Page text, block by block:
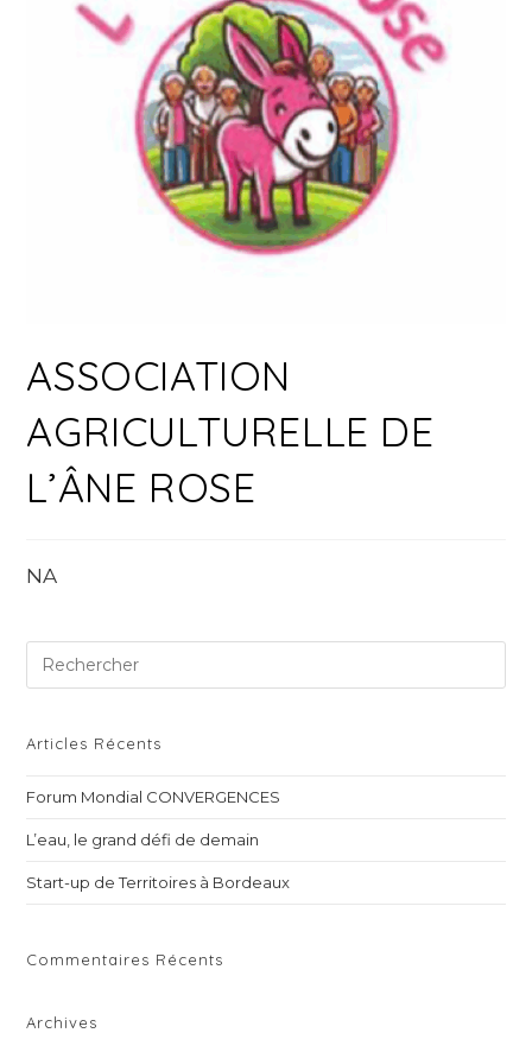
ASSOCIATION
AGRICULTURELLE DE
L’ÂNE ROSE
NA
Articles Récents
Forum Mondial CONVERGENCES
L’eau, le grand défi de demain
Start-up de Territoires à Bordeaux
Commentaires Récents
Archives